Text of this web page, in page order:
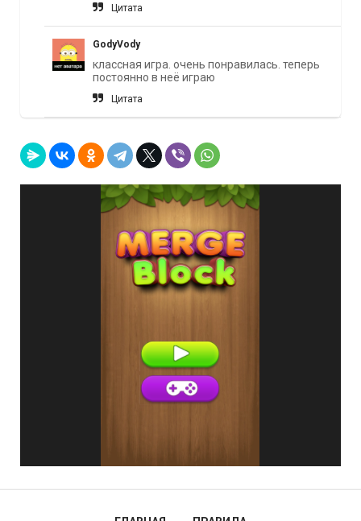
Цитата
GodyVody
классная игра. очень понравилась. теперь
постоянно в неё играю
Цитата